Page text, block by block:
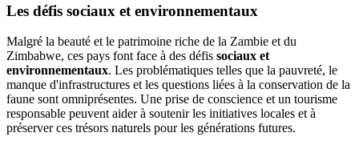
Les défis sociaux et environnementaux
Malgré la beauté et le patrimoine riche de la Zambie et du
Zimbabwe, ces pays font face à des défis sociaux et
environnementaux. Les problématiques telles que la pauvreté, le
manque d'infrastructures et les questions liées à la conservation de la
faune sont omniprésentes. Une prise de conscience et un tourisme
responsable peuvent aider à soutenir les initiatives locales et à
préserver ces trésors naturels pour les générations futures.